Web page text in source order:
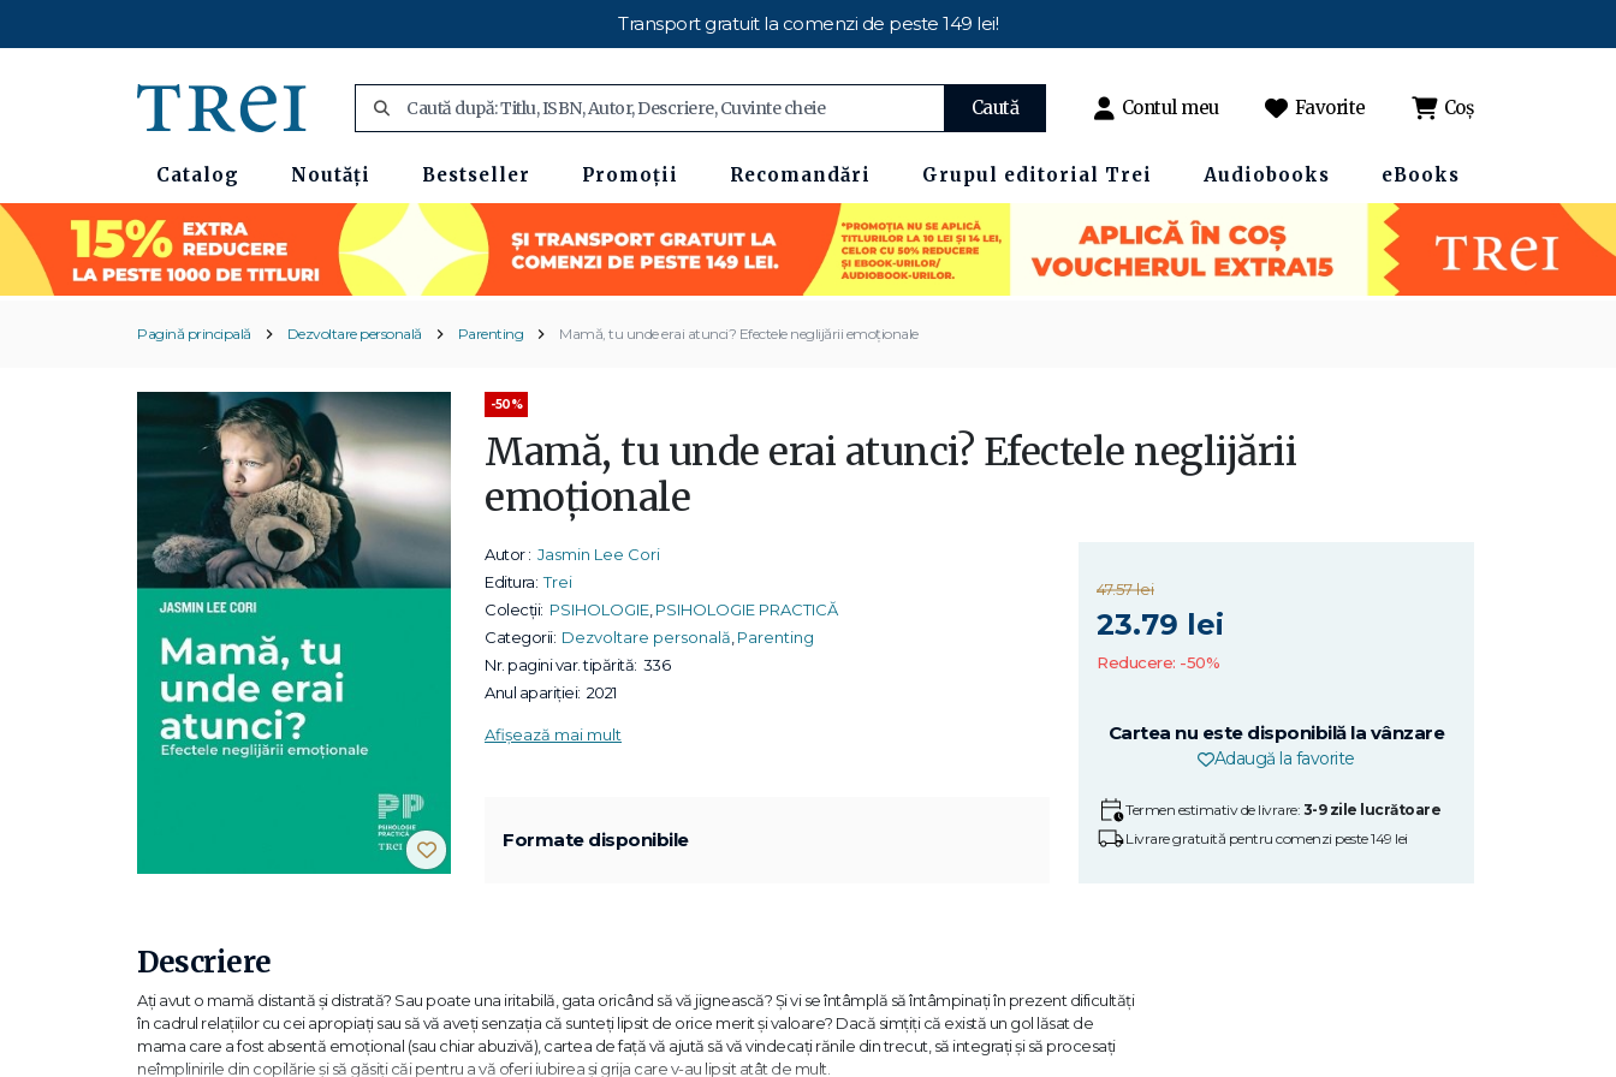
Transport gratuit la comenzi de peste 149 lei!
Caută Contul meu Favorite Coș
Catalog Noutăți Bestseller Promoții Recomandări Grupul editorial Trei Audiobooks eBooks
Pagină principală Dezvoltare personală Parenting Mamă, tu unde erai atunci? Efectele neglijării emoționale
-50%
Mamă, tu unde erai atunci? Efectele neglijării
emoționale
Autor : Jasmin Lee Cori
Editura: Trei
Colecții: PSIHOLOGIE, PSIHOLOGIE PRACTICĂ
Categorii: Dezvoltare personală Parenting
Nr. pagini var. tipărită: 336
Anul apariției: 2021
Afișează mai mult
Formate disponibile
47.57 lei
23.79 lei
Reducere: -50%
Cartea nu este disponibilă la vânzare
Adaugă la favorite
Termen estimativ de livrare: 3-9 zile lucrătoare
Livrare gratuită pentru comenzi peste 149 lei
Descriere
Ați avut o mamă distantă și distrată? Sau poate una iritabilă, gata oricând să vă jignească? Și vi se întâmplă să întâmpinați în prezent dificultăți
în cadrul relațiilor cu cei apropiați sau să vă aveți senzația că sunteți lipsit de orice merit și valoare? Dacă simțiți că există un gol lăsat de
mama care a fost absentă emoțional (sau chiar abuzivă), cartea de față vă ajută să vă vindecați rănile din trecut, să integrați și să procesați
neîmplinirile din copilărie și să găsiți căi pentru a vă oferi iubirea și grija care v-au lipsit atât de mult.